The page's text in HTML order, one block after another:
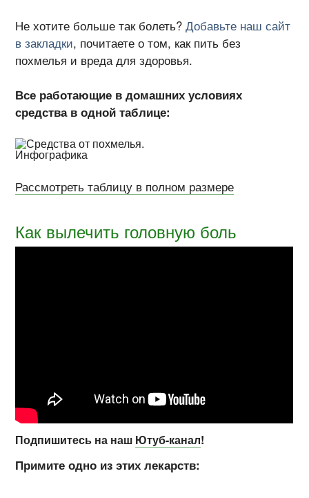
Не хотите больше так болеть?Добавьте наш сайт
в закладки, почитаете о том, как пить без
похмелья и вреда для здоровья.
Все работающие в домашних условиях
средства в одной таблице:
Рассмотреть таблицу в полном размере
Как вылечить головную боль
Подпишитесь на наш Ютуб-канал!
Примите одно из этих лекарств: